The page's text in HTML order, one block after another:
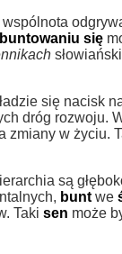
buntowaniu się
się nacisk
dróg rozwoju.
zmiany w życiu.
są
bunt we
Taki sen może